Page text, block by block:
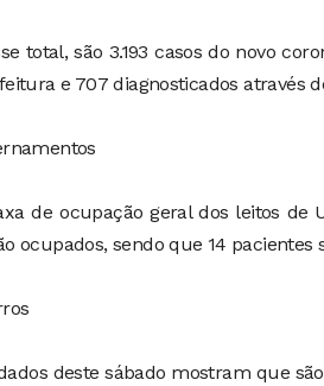
total, são 3.193 casos do novo
e 707 diagnosticados através
de ocupação geral dos leitos de
ocupados, sendo que 14
deste sábado mostram que